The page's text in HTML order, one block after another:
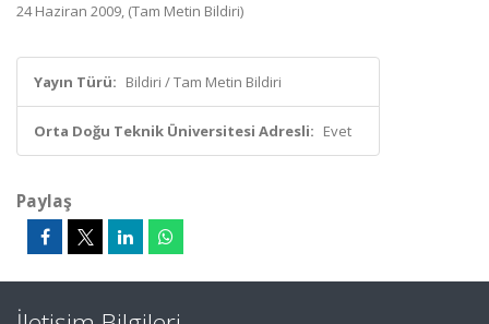
24 Haziran 2009, (Tam Metin Bildiri)
Yayın Türü: Bildiri / Tam Metin Bildiri
Orta Doğu Teknik Üniversitesi Adresli: Evet
Paylaş